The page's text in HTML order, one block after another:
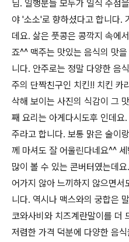
님. 일행분들 모두가 일식 주점
야 '소소'로 향하셨다고 합니다.
데요. 삶은 풋콩은 콩깍지 속에
죠^^ 맥주는 맛있는 음식의 맛
니다. 안주로는 정말 다양한 음
주의 단짝친구인 치킨!! 치킨 카
삭해 보이는 사진의 식감이 그
째 요리는 아게다시도후 인데
주라고 합니다. 보통 맑은 술이
께 마셔도 잘 어울린다네요^^
많이 볼 수 있는 콘버터였는데
어가지 않아 느끼하지 않으면
니다. 역시나 맥스와의 궁합은
코와사비와 치즈계란말이를 더
저렴한 가격 덕분에 다양한 음